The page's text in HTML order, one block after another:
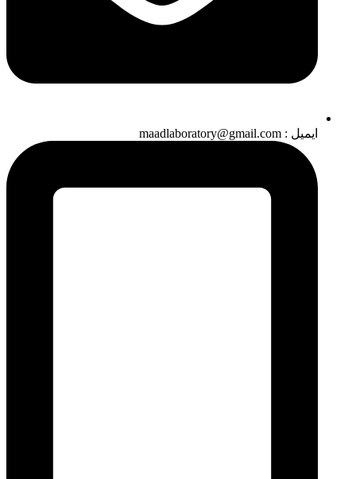
ایمیل : maadlaboratory@gmail.com